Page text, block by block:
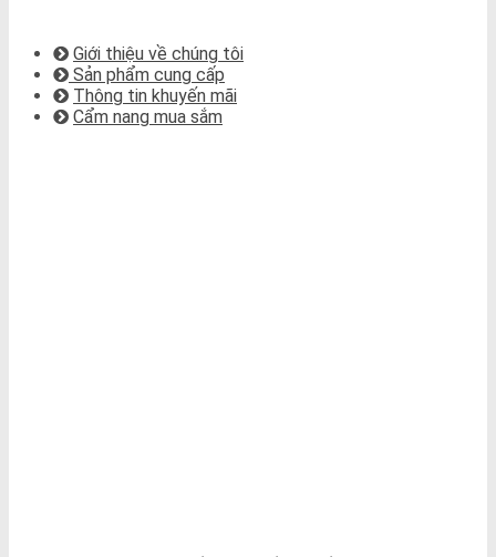
Giới thiệu về chúng tôi
Sản phẩm cung cấp
Thông tin khuyến mãi
Cẩm nang mua sắm